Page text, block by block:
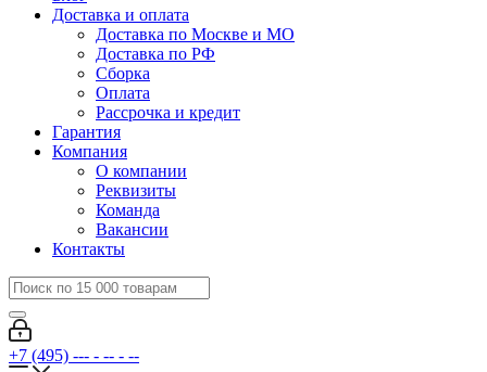
Доставка и оплата
Доставка по Москве и МО
Доставка по РФ
Сборка
Оплата
Рассрочка и кредит
Гарантия
Компания
О компании
Реквизиты
Команда
Вакансии
Контакты
+7 (495) --- - -- - --